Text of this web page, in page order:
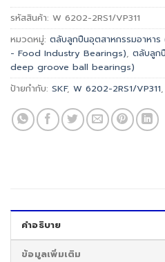
รหัสสินค้า: W 6202-2RS1/VP311
หมวดหมู่: ตลับลูกปืนอุตสาหกรรมอาหา
- Food Industry Bearings), ตลับลูก
deep groove ball bearings)
ป้ายกำกับ: SKF, W 6202-2RS1/VP311,
คำอธิบาย
ข้อมูลเพิ่มเติม